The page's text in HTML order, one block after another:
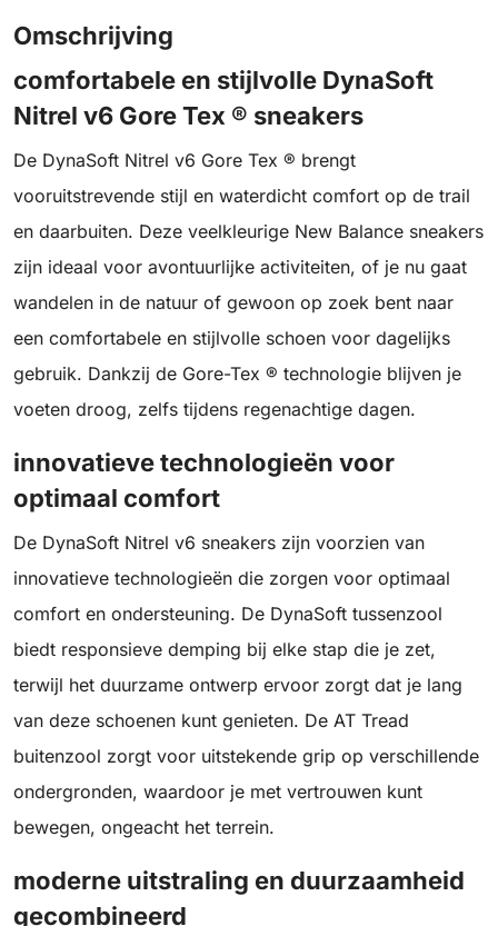
Omschrijving
comfortabele en stijlvolle DynaSoft
Nitrel v6 Gore Tex ® sneakers
De DynaSoft Nitrel v6 Gore Tex ® brengt
vooruitstrevende stijl en waterdicht comfort op de trail
en daarbuiten. Deze veelkleurige New Balance sneakers
zijn ideaal voor avontuurlijke activiteiten, of je nu gaat
wandelen in de natuur of gewoon op zoek bent naar
een comfortabele en stijlvolle schoen voor dagelijks
gebruik. Dankzij de Gore-Tex ® technologie blijven je
voeten droog, zelfs tijdens regenachtige dagen.
innovatieve technologieën voor
optimaal comfort
De DynaSoft Nitrel v6 sneakers zijn voorzien van
innovatieve technologieën die zorgen voor optimaal
comfort en ondersteuning. De DynaSoft tussenzool
biedt responsieve demping bij elke stap die je zet,
terwijl het duurzame ontwerp ervoor zorgt dat je lang
van deze schoenen kunt genieten. De AT Tread
buitenzool zorgt voor uitstekende grip op verschillende
ondergronden, waardoor je met vertrouwen kunt
bewegen, ongeacht het terrein.
moderne uitstraling en duurzaamheid
gecombineerd